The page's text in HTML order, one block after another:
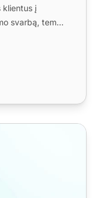
klientus į
svarbą, temos